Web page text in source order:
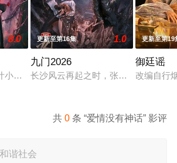
8.0
小唯遭遇爱人程桉、恩师林晚媚的双重背叛
更新至第16集 1.0
九门2026
长沙风云再起之时，张启山（陈伟霆
更新至第19
御廷谣
改编自行
共0 条 “爱情没有神话” 影评